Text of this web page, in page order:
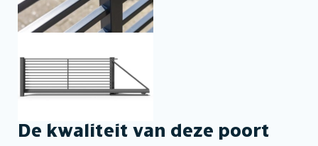
De kwaliteit van deze poort